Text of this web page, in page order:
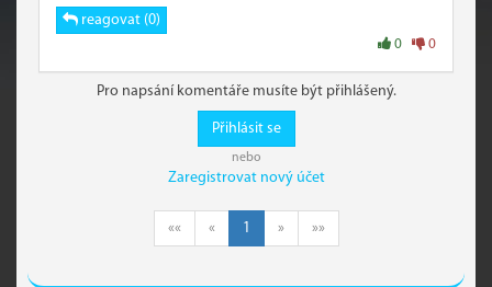
reagovat (0)
0 0
Pro napsání komentáře musíte být přihlášený.
Přihlásit se
nebo
Zaregistrovat nový účet
«« « 1 » »»